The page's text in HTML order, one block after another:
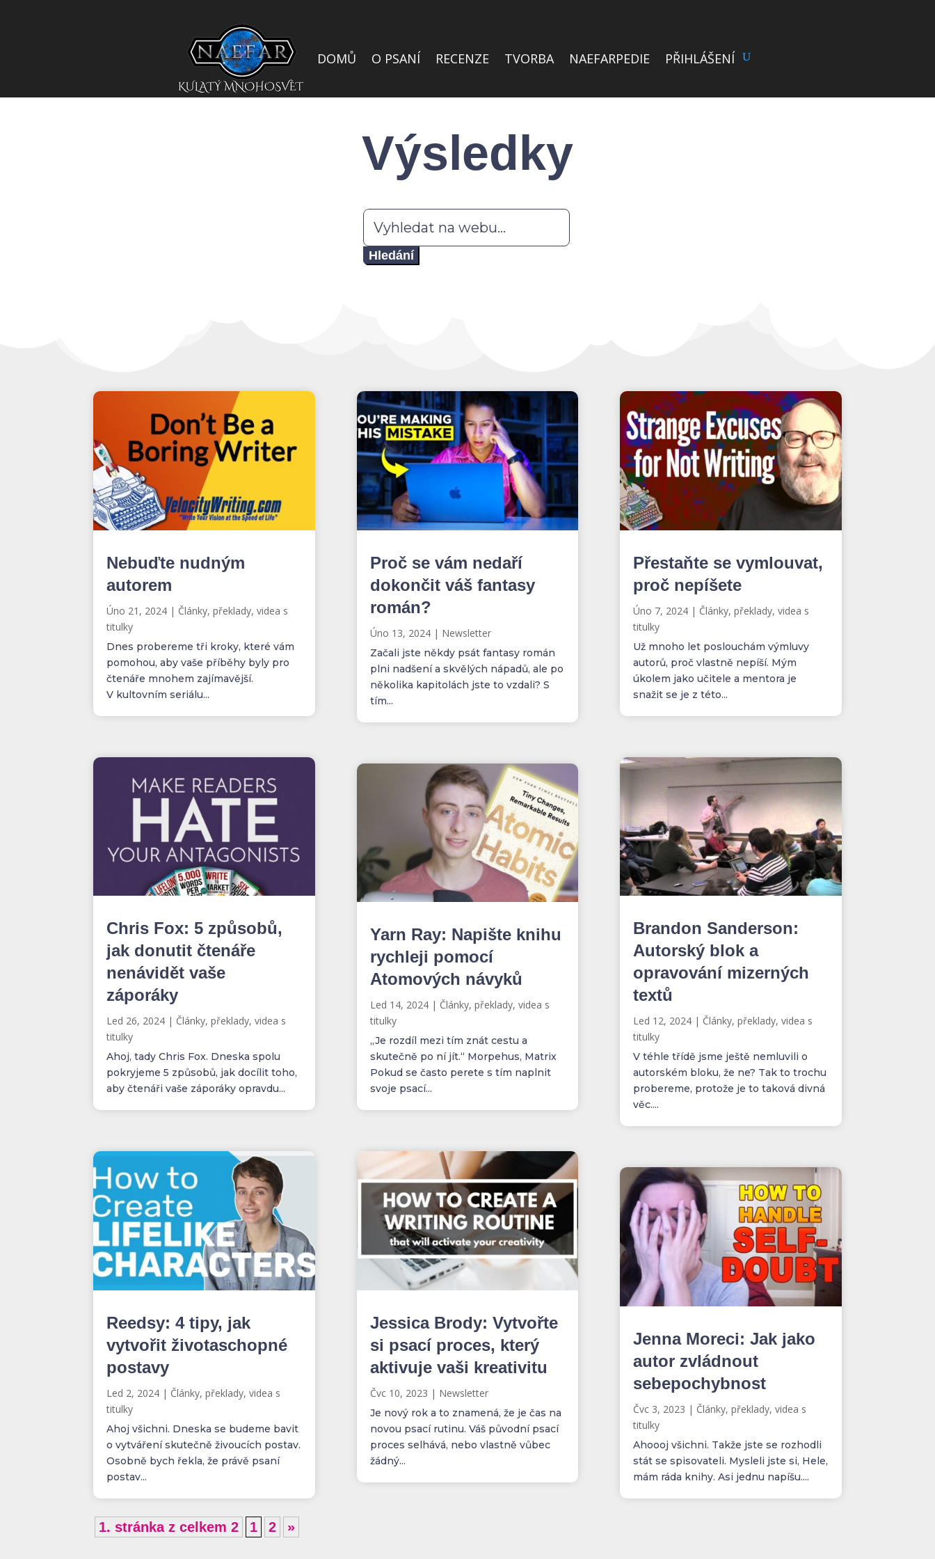
DOMŮ O PSANÍ RECENZE TVORBA NAEFARPEDIE PŘIHLÁŠENÍ
Výsledky
Hledat:
Nebuďte nudným
autorem
Úno 21, 2024 | Články, překlady, videa s
titulky
Dnes probereme tři kroky, které vám
pomohou, aby vaše příběhy byly pro
čtenáře mnohem zajímavější.
V kultovním seriálu...
Chris Fox: 5 způsobů,
jak donutit čtenáře
nenávidět vaše
záporáky
Led 26, 2024 | Články, překlady, videa s
titulky
Ahoj, tady Chris Fox. Dneska spolu
pokryjeme 5 způsobů, jak docílit toho,
aby čtenáři vaše záporáky opravdu...
Reedsy: 4 tipy, jak
vytvořit životaschopné
postavy
Led 2, 2024 | Články, překlady, videa s
titulky
Ahoj všichni. Dneska se budeme bavit
o vytváření skutečně živoucích postav.
Osobně bych řekla, že právě psaní
postav...
Proč se vám nedaří
dokončit váš fantasy
román?
Úno 13, 2024| Newsletter
Začali jste někdy psát fantasy román
plni nadšení a skvělých nápadů, ale po
několika kapitolách jste to vzdali? S
tím...
Yarn Ray: Napište knihu
rychleji pomocí
Atomových návyků
Led 14, 2024| Články, překlady, videa s
titulky
„Je rozdíl mezi tím znát cestu a
skutečně po ní jít.“ Morpehus, Matrix
Pokud se často perete s tím naplnit
svoje psací...
Jessica Brody: Vytvořte
si psací proces, který
aktivuje vaši kreativitu
Čvc 10, 2023 | Newsletter
Je nový rok a to znamená, že je čas na
novou psací rutinu. Váš původní psací
proces selhává, nebo vlastně vůbec
žádný...
Přestaňte se vymlouvat,
proč nepíšete
Úno 7, 2024| Články, překlady, videa s
titulky
Už mnoho let poslouchám výmluvy
autorů, proč vlastně nepíší. Mým
úkolem jako učitele a mentora je
snažit se je z této...
Brandon Sanderson:
Autorský blok a
opravování mizerných
textů
Led 12, 2024| Články, překlady, videa s
titulky
V téhle třídě jsme ještě nemluvili o
autorském bloku, že ne? Tak to trochu
probereme, protože je to taková divná
věc....
Jenna Moreci: Jak jako
autor zvládnout
sebepochybnost
Čvc 3, 2023 | Články, překlady, videa s
titulky
Ahoooj všichni. Takže jste se rozhodli
stát se spisovateli. Mysleli jste si, Hele,
mám ráda knihy. Asi jednu napíšu....
1. stránka z celkem 2 1 2 »